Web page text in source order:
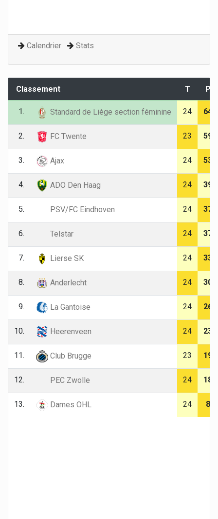
Calendrier Stats
Classement T P
1. Standard de Liège section féminine 24 64
2. FC Twente 23 59
3. Ajax 24 53
4. ADO Den Haag 24 39
5. PSV/FC Eindhoven 24 37
6. Telstar 24 37
7. Lierse SK 24 33
8. Anderlecht 24 30
9. La Gantoise 24 26
10. Heerenveen 24 23
11. Club Brugge 23 19
12. PEC Zwolle 24 18
13. Dames OHL 24 8